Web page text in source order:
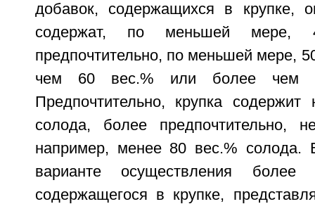
добавок, содержащихся в крупке,
содержат, по меньшей мере,
предпочтительно, по меньшей мере,
чем 60 вес.% или более чем
Предпочтительно, крупка
солода, более предпочтительно,
например, менее 80 вес.% солода.
варианте осуществления более
содержащегося в крупке,